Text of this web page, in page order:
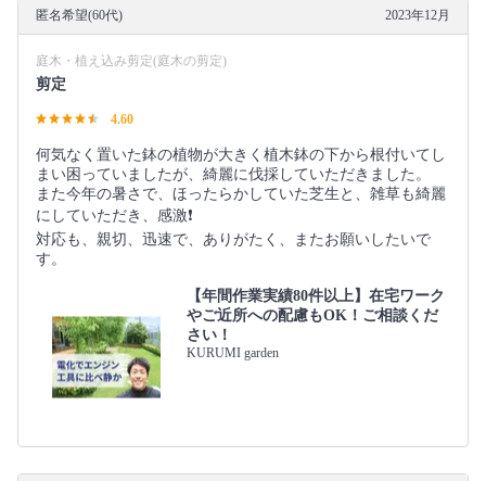
匿名希望(60代) 2023年12月
庭木・植え込み剪定(庭木の剪定)
剪定
4.60
何気なく置いた鉢の植物が大きく植木鉢の下から根付いてし
まい困っていましたが、綺麗に伐採していただきました。
また今年の暑さで、ほったらかしていた芝生と、雑草も綺麗
にしていただき、感激❗️
対応も、親切、迅速で、ありがたく、またお願いしたいで
す。
【年間作業実績80件以上】在宅ワーク
やご近所への配慮もOK！ご相談くだ
さい！
KURUMI garden